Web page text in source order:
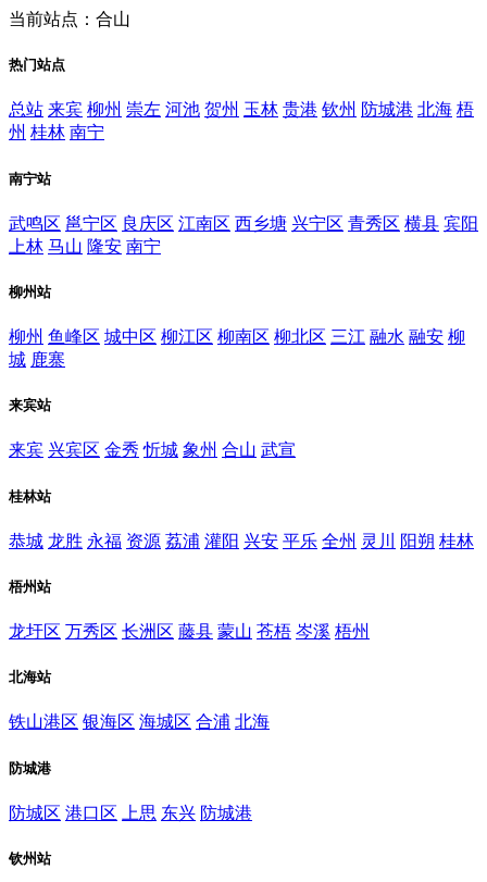
当前站点：合山
热门站点
总站 来宾 柳州 崇左 河池 贺州 玉林 贵港 钦州 防城港 北海 梧
州 桂林 南宁
南宁站
武鸣区 邕宁区 良庆区 江南区 西乡塘 兴宁区 青秀区 横县 宾阳
上林 马山 隆安 南宁
柳州站
柳州 鱼峰区 城中区 柳江区 柳南区 柳北区 三江 融水 融安 柳
城 鹿寨
来宾站
来宾 兴宾区 金秀 忻城 象州 合山 武宣
桂林站
恭城 龙胜 永福 资源 荔浦 灌阳 兴安 平乐 全州 灵川 阳朔 桂林
梧州站
龙圩区 万秀区 长洲区 藤县 蒙山 苍梧 岑溪 梧州
北海站
铁山港区 银海区 海城区 合浦 北海
防城港
防城区 港口区 上思 东兴 防城港
钦州站